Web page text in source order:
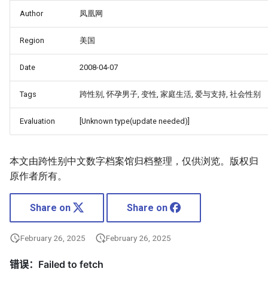
Author 凤凰网
Region 美国
Date 2008-04-07
Tags 跨性别, 怀孕男子, 变性, 家庭生活, 爱与支持, 社会性别
Evaluation [Unknown type(update needed)]
本文由跨性别中文数字档案馆归档整理，仅供浏览。版权归
原作者所有。
Share on Share on
February 26, 2025 February 26, 2025